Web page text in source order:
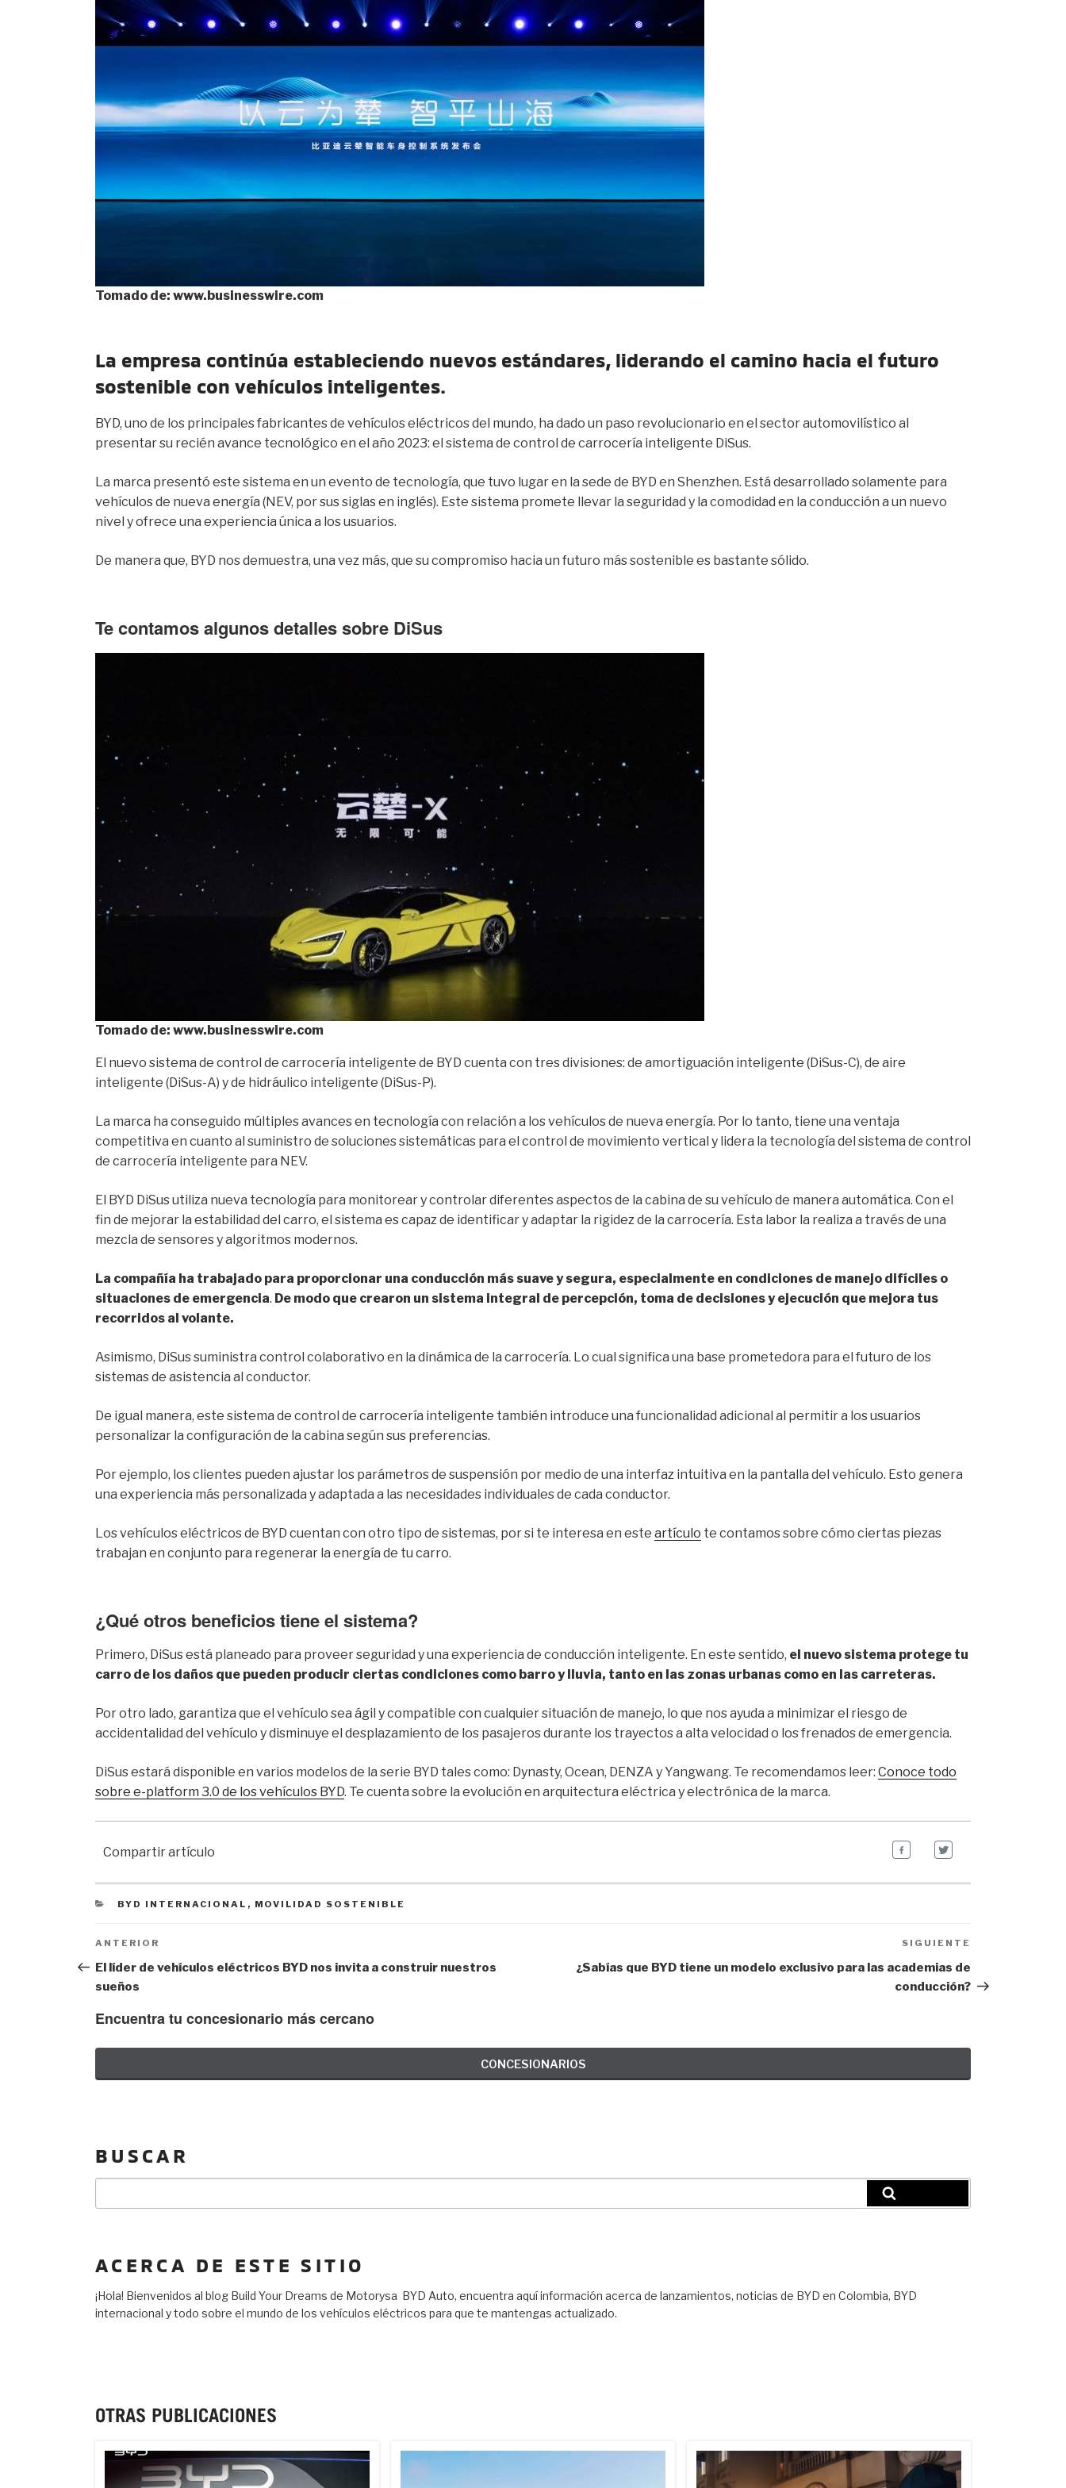
Tomado de: www.businesswire.com
La empresa continúa estableciendo nuevos estándares, liderando el camino hacia el futuro
sostenible con vehículos inteligentes.
BYD, uno de los principales fabricantes de vehículos eléctricos del mundo, ha dado un paso revolucionario en el sector automovilístico al
presentar su recién avance tecnológico en el año 2023: el sistema de control de carrocería inteligente DiSus.
La marca presentó este sistema en un evento de tecnología, que tuvo lugar en la sede de BYD en Shenzhen. Está desarrollado solamente para
vehículos de nueva energía (NEV, por sus siglas en inglés). Este sistema promete llevar la seguridad y la comodidad en la conducción a un nuevo
nivel y ofrece una experiencia única a los usuarios.
De manera que, BYD nos demuestra, una vez más, que su compromiso hacia un futuro más sostenible es bastante sólido.
Te contamos algunos detalles sobre DiSus
Tomado de: www.businesswire.com
El nuevo sistema de control de carrocería inteligente de BYD cuenta con tres divisiones: de amortiguación inteligente (DiSus-C), de aire
inteligente (DiSus-A) y de hidráulico inteligente (DiSus-P).
La marca ha conseguido múltiples avances en tecnología con relación a los vehículos de nueva energía. Por lo tanto, tiene una ventaja
competitiva en cuanto al suministro de soluciones sistemáticas para el control de movimiento vertical y lidera la tecnología del sistema de control
de carrocería inteligente para NEV.
El BYD DiSus utiliza nueva tecnología para monitorear y controlar diferentes aspectos de la cabina de su vehículo de manera automática. Con el
fin de mejorar la estabilidad del carro, el sistema es capaz de identificar y adaptar la rigidez de la carrocería. Esta labor la realiza a través de una
mezcla de sensores y algoritmos modernos.
La compañía ha trabajado para proporcionar una conducción más suave y segura, especialmente en condiciones de manejo difíciles o
situaciones de emergencia. De modo que crearon un sistema integral de percepción, toma de decisiones y ejecución que mejora tus
recorridos al volante.
Asimismo, DiSus suministra control colaborativo en la dinámica de la carrocería. Lo cual significa una base prometedora para el futuro de los
sistemas de asistencia al conductor.
De igual manera, este sistema de control de carrocería inteligente también introduce una funcionalidad adicional al permitir a los usuarios
personalizar la configuración de la cabina según sus preferencias.
Por ejemplo, los clientes pueden ajustar los parámetros de suspensión por medio de una interfaz intuitiva en la pantalla del vehículo. Esto genera
una experiencia más personalizada y adaptada a las necesidades individuales de cada conductor.
Los vehículos eléctricos de BYD cuentan con otro tipo de sistemas, por si te interesa en este artículo te contamos sobre cómo ciertas piezas
trabajan en conjunto para regenerar la energía de tu carro.
¿Qué otros beneficios tiene el sistema?
Primero, DiSus está planeado para proveer seguridad y una experiencia de conducción inteligente. En este sentido, el nuevo sistema protege tu
carro de los daños que pueden producir ciertas condiciones como barro y lluvia, tanto en las zonas urbanas como en las carreteras.
Por otro lado, garantiza que el vehículo sea ágil y compatible con cualquier situación de manejo, lo que nos ayuda a minimizar el riesgo de
accidentalidad del vehículo y disminuye el desplazamiento de los pasajeros durante los trayectos a alta velocidad o los frenados de emergencia.
DiSus estará disponible en varios modelos de la serie BYD tales como: Dynasty, Ocean, DENZA y Yangwang. Te recomendamos leer: Conoce todo
sobre e-platform 3.0 de los vehículos BYD. Te cuenta sobre la evolución en arquitectura eléctrica y electrónica de la marca.
Compartir artículo
CATEGORIES
BYD INTERNACIONAL , MOVILIDAD SOSTENIBLE
Navegación de entradas
Previous
Post
ANTERIOR
El líder de vehículos eléctricos BYD nos invita a construir nuestros
sueños
SIGUIENTE
¿Sabías que BYD tiene un modelo exclusivo para las academias de
conducción?
Encuentra tu concesionario más cercano
CONCESIONARIOS
BUSCAR
por:
ACERCA DE ESTE SITIO
¡Hola! Bienvenidos al blog Build Your Dreams de Motorysa BYD Auto, encuentra aquí información acerca de lanzamientos, noticias de BYD en Colombia, BYD
internacional y todo sobre el mundo de los vehículos eléctricos para que te mantengas actualizado.
OTRAS PUBLICACIONES